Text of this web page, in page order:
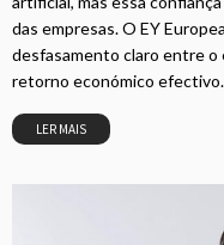
das empresas. O EY
desfasamento claro entre o
retorno económico efectivo.
LER MAIS